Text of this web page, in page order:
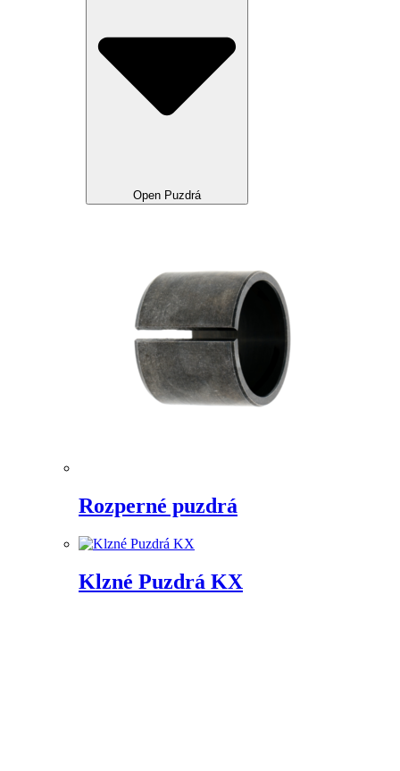
Open Puzdrá
Rozperné puzdrá
Klzné Puzdrá KX